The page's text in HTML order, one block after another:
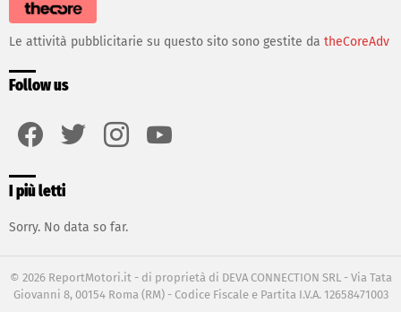
Le attività pubblicitarie su questo sito sono gestite da theCoreAdv
Follow us
I più letti
Sorry. No data so far.
© 2026 ReportMotori.it - di proprietà di DEVA CONNECTION SRL - Via Tata
Giovanni 8, 00154 Roma (RM) - Codice Fiscale e Partita I.V.A. 12658471003